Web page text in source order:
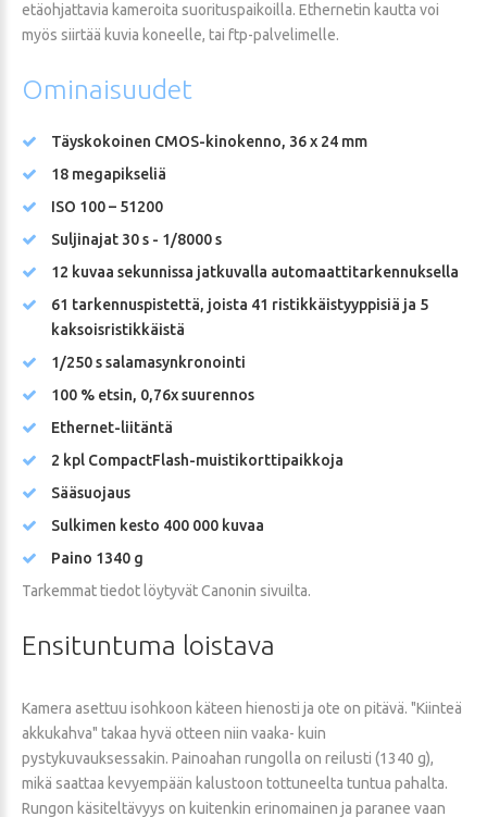
etäohjattavia kameroita suorituspaikoilla. Ethernetin kautta voi
myös siirtää kuvia koneelle, tai ftp-palvelimelle.
Ominaisuudet
Täyskokoinen CMOS-kinokenno, 36 x 24 mm
18 megapikseliä
ISO 100 – 51200
Suljinajat 30 s - 1/8000 s
12 kuvaa sekunnissa jatkuvalla automaattitarkennuksella
61 tarkennuspistettä, joista 41 ristikkäistyyppisiä ja 5
kaksoisristikkäistä
1/250 s salamasynkronointi
100 % etsin, 0,76x suurennos
Ethernet-liitäntä
2 kpl CompactFlash-muistikorttipaikkoja
Sääsuojaus
Sulkimen kesto 400 000 kuvaa
Paino 1340 g
Tarkemmat tiedot löytyvät Canonin sivuilta.
Ensituntuma loistava
Kamera asettuu isohkoon käteen hienosti ja ote on pitävä. "Kiinteä
akkukahva" takaa hyvä otteen niin vaaka- kuin
pystykuvauksessakin. Painoahan rungolla on reilusti (1340 g),
mikä saattaa kevyempään kalustoon tottuneelta tuntua pahalta.
Rungon käsiteltävyys on kuitenkin erinomainen ja paranee vaan